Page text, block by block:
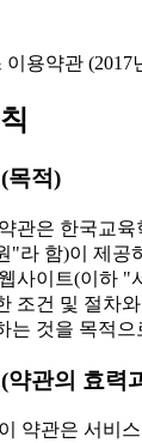
용약관 (2017
목적)
관은 한국교
"라 함)이 제공
사이트(이하 "
조건 및 절차
는 것을 목적으
약관의 효력
약관은 서비